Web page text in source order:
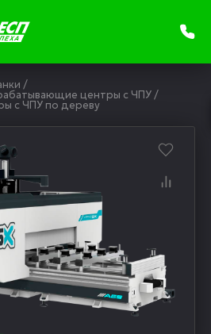
/
центры с ЧПУ/
с ЧПУ по дереву